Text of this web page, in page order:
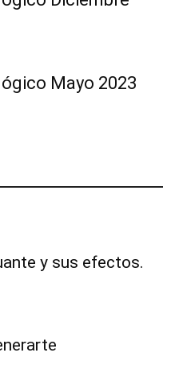
Mayo 2023
y sus efectos.